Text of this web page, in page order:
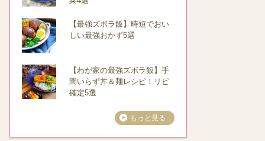
【最強ズボラ飯】時短でおい
しい最強おかず5選
【わが家の最強ズボラ飯】手
間いらず丼＆麺レシピ！リピ
確定5選
もっと見る